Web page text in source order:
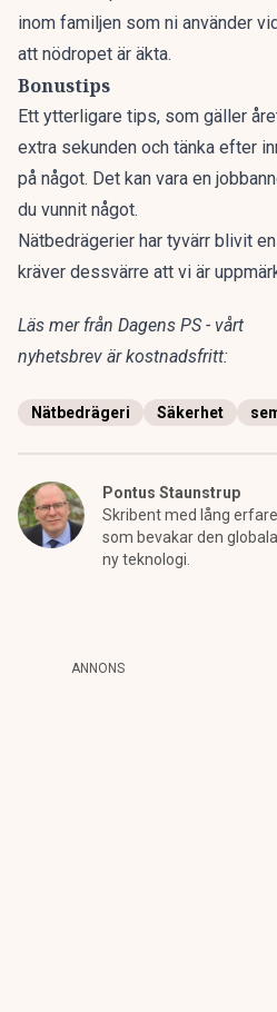
inom familjen som ni använder
att nödropet är äkta.
Bonustips
Ett ytterligare tips, som gäller
extra sekunden och tänka efter
på något. Det kan vara en
du vunnit något.
Nätbedrägerier har tyvärr blivit
kräver dessvärre att vi är
Läs mer från Dagens PS - vårt
nyhetsbrev är kostnadsfritt:
Nätbedrägeri Säkerhet
Pontus Staunstrup
Skribent med lång
som bevakar den
ny teknologi.
ANNONS